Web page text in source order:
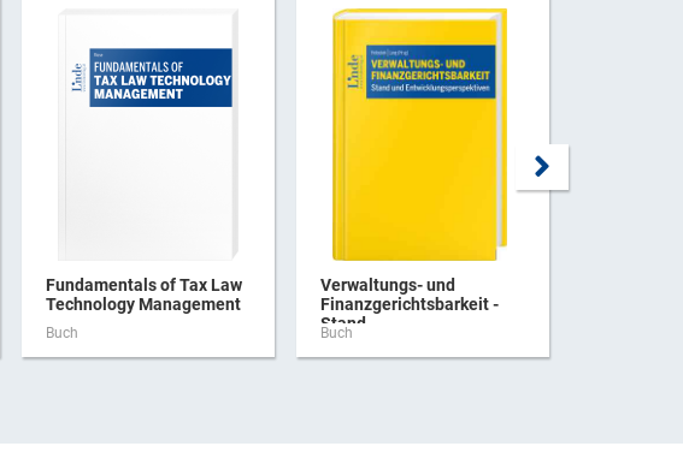
Fundamentals of Tax Law
Technology Management
Buch
Verwaltungs- und
Finanzgerichtsbarkeit -
Stand ...
Buch